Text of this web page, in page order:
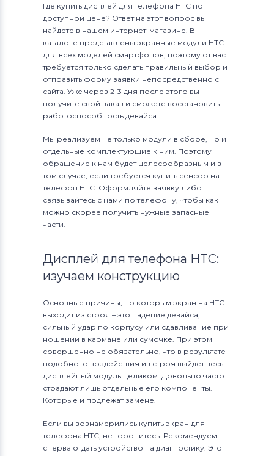
Где купить дисплей для телефона HTC по
доступной цене? Ответ на этот вопрос вы
найдете в нашем интернет-магазине. В
каталоге представлены экранные модули HTC
для всех моделей смартфонов, поэтому от вас
требуется только сделать правильный выбор и
отправить форму заявки непосредственно с
сайта. Уже через 2-3 дня после этого вы
получите свой заказ и сможете восстановить
работоспособность девайса.
Мы реализуем не только модули в сборе, но и
отдельные комплектующие к ним. Поэтому
обращение к нам будет целесообразным и в
том случае, если требуется купить сенсор на
телефон HTC. Оформляйте заявку либо
связывайтесь с нами по телефону, чтобы как
можно скорее получить нужные запасные
части.
Дисплей для телефона HTC:
изучаем конструкцию
Основные причины, по которым экран на HTC
выходит из строя – это падение девайса,
сильный удар по корпусу или сдавливание при
ношении в кармане или сумочке. При этом
совершенно не обязательно, что в результате
подобного воздействия из строя выйдет весь
дисплейный модуль целиком. Довольно часто
страдают лишь отдельные его компоненты.
Которые и подлежат замене.
Если вы вознамерились купить экран для
телефона HTC, не торопитесь. Рекомендуем
сперва отдать устройство на диагностику. Это